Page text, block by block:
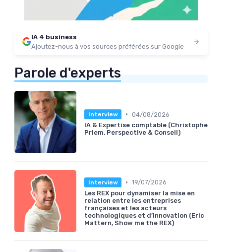
IA 4 business
Ajoutez-nous à vos sources préférées sur Google
Parole d'experts
Interview • 04/08/2026
IA & Expertise comptable (Christophe
Priem, Perspective & Conseil)
Interview • 19/07/2026
Les REX pour dynamiser la mise en
relation entre les entreprises
françaises et les acteurs
technologiques et d’innovation (Eric
Mattern, Show me the REX)